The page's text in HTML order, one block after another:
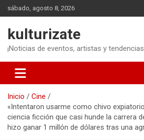
Saltar
al
sábado, agosto 8, 2026
kulturizate
¡Noticias de eventos, artistas y
Inicio
Cine
«Intentaron usarme como chivo
ciencia ficción que casi hunde la carrera
hizo ganar 1 millón de dólares tras una